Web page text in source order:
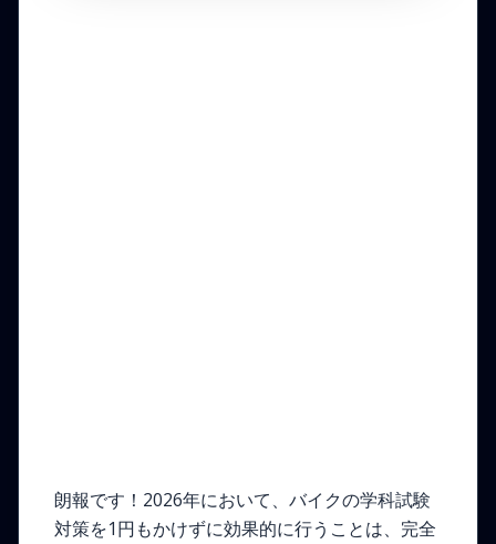
朗報です！2026年において、バイクの学科試験
対策を1円もかけずに効果的に行うことは、完全